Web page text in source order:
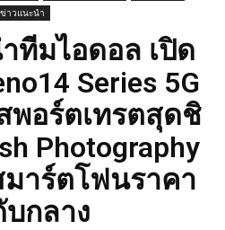
ข่าวแนะนำ
ทีมไอดอล เปิด
Series 5G
พอร์ตเทรตสุดชิ
Photography
าร์ตโฟนราคา
บกลาง